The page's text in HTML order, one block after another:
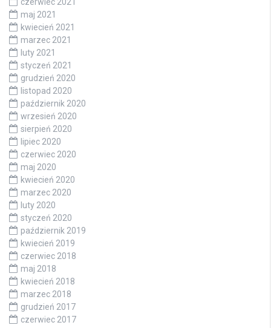
czerwiec 2021
maj 2021
kwiecień 2021
marzec 2021
luty 2021
styczeń 2021
grudzień 2020
listopad 2020
październik 2020
wrzesień 2020
sierpień 2020
lipiec 2020
czerwiec 2020
maj 2020
kwiecień 2020
marzec 2020
luty 2020
styczeń 2020
październik 2019
kwiecień 2019
czerwiec 2018
maj 2018
kwiecień 2018
marzec 2018
grudzień 2017
czerwiec 2017